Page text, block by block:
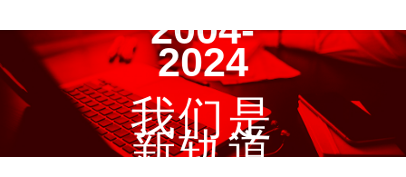
2004-
2024
我们是
新轨道